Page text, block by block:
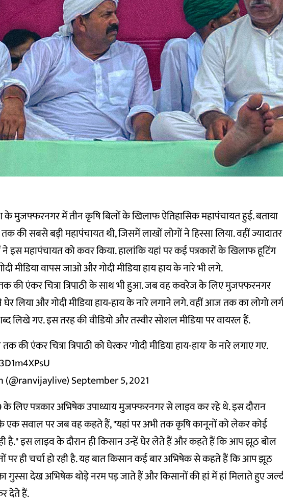
के मुजफ्फरनगर में तीन कृषि बिलों के खिलाफ ऐतिहासिक महापंचायत हुई. बताया
की सबसे बड़ी महापंचायत थी, जिसमें लाखों लोगों ने हिस्सा लिया. वहीं ज्यादातर
ने इस महापंचायत को कवर किया. हालांकि यहां पर कई पत्रकारों के खिलाफ हूटिंग
मीडिया वापस जाओ और गोदी मीडिया हाय हाय के नारे भी लगे.
की एंकर चित्रा त्रिपाठी के साथ भी हुआ. जब वह कवरेज के लिए मुजफ्फरनगर
घेर लिया और गोदी मीडिया हाय-हाय के नारे लगाने लगे. वहीं आज तक का लोगो
लिखे गए. इस तरह की वीडियो और तस्वीर सोशल मीडिया पर वायरल हैं.
एंकर चित्रा त्रिपाठी को घेरकर 'गोदी मीडिया हाय-हाय' के नारे लगाए गए.
(@ranvijaylive)September 5, 2021
लिए पत्रकार अभिषेक उपाध्याय मुजफ्फरनगर से लाइव कर रहे थे. इस दौरान
एक सवाल पर जब वह कहते हैं, "यहां पर अभी तक कृषि कानूनों को लेकर कोई
है." इस लाइव के दौरान ही किसान उन्हें घेर लेते हैं और कहते हैं कि आप झूठ बोल
पर ही चर्चा हो रही है. यह बात किसान कई बार अभिषेक से कहते हैं कि आप झूठ
गुस्सा देख अभिषेक थोड़े नरम पड़ जाते हैं और किसानों की हां में हां मिलाते हुए
देते हैं.